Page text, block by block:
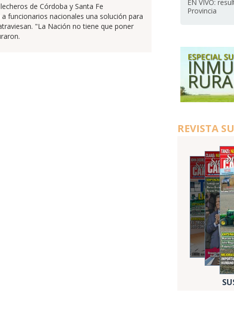
de Córdoba y Santa Fe
funcionarios nacionales una solución para
"La Nación no tiene que poner
EN VIVO:
Provincia
REVISTA